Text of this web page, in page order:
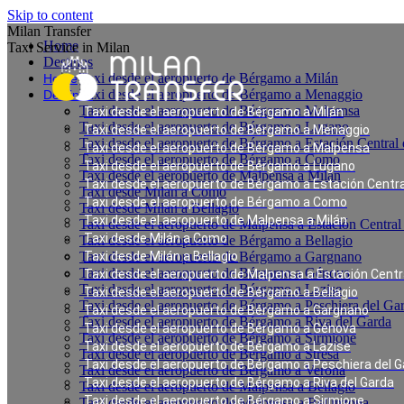
Skip to content
Milan Transfer
Taxi Service in Milan
Home
Destinos
Taxi desde el aeropuerto de Bérgamo a Milán
Taxi desde el aeropuerto de Bérgamo a Menaggio
Taxi desde el aeropuerto de Bérgamo a Malpensa
Taxi desde el aeropuerto de Bérgamo a Lugano
Taxi desde el aeropuerto de Bérgamo a Estación
Taxi desde el aeropuerto de Bérgamo a Como
Taxi desde el aeropuerto de Malpensa a Milán
Taxi desde Milán a Como
Taxi desde Milán a Bellagio
Taxi desde el aeropuerto de Malpensa a Estación
Taxi desde el aeropuerto de Bérgamo a Bellagio
Taxi desde el aeropuerto de Bérgamo a Gargnano
Taxi desde el aeropuerto de Bérgamo a Génova
Taxi desde el aeropuerto de Bérgamo a Lazise
Taxi desde el aeropuerto de Bérgamo a Peschiera del
Taxi desde el aeropuerto de Bérgamo a Riva del Garda
Taxi desde el aeropuerto de Bérgamo a Sirmione
Home
Destinos
Taxi desde el aeropuerto de Bérgamo a Milán
Taxi desde el aeropuerto de Bérgamo a Menaggio
Taxi desde el aeropuerto de Bérgamo a Malpensa
Taxi desde el aeropuerto de Bérgamo a Lugano
Taxi desde el aeropuerto de Bérgamo a Estación Central
Taxi desde el aeropuerto de Bérgamo a Como
Taxi desde el aeropuerto de Malpensa a Milán
Taxi desde Milán a Como
Taxi desde Milán a Bellagio
Taxi desde el aeropuerto de Malpensa a Estación
Taxi desde el aeropuerto de Bérgamo a Bellagio
Taxi desde el aeropuerto de Bérgamo a Gargnano
Taxi desde el aeropuerto de Bérgamo a Génova
Taxi desde el aeropuerto de Bérgamo a Lazise
Taxi desde el aeropuerto de Bérgamo a Peschiera del
Taxi desde el aeropuerto de Bérgamo a Riva del Garda
Taxi desde el aeropuerto de Bérgamo a Sirmione
Taxi desde el aeropuerto de Bérgamo a Stresa
Taxi desde el aeropuerto de Bérgamo a Verona
Taxi desde el aeropuerto de Malpensa a Bellagio